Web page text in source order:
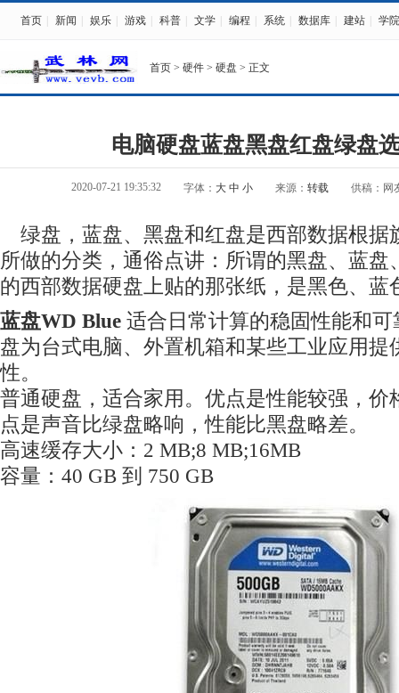
首页 新闻 娱乐 游戏 科普 文学 编程 系统 数据库 建站 学院
首页 > 硬件 > 硬盘 > 正文
电脑硬盘蓝盘黑盘红盘绿盘
2020-07-21 19:35:32 字体： 大 中 小 来源： 转载 供稿：网
绿盘，蓝盘、黑盘和红盘是西部数据根据
所做的分类，通俗点讲：所谓的黑盘、蓝盘
的西部数据硬盘上贴的那张纸，是黑色、蓝
蓝盘WD Blue 适合日常计算的稳固性能和可
盘为台式电脑、外置机箱和某些工业应用提
性。
普通硬盘，适合家用。优点是性能较强，价
点是声音比绿盘略响，性能比黑盘略差。
高速缓存大小：2 MB;8 MB;16MB
容量：40 GB 到 750 GB